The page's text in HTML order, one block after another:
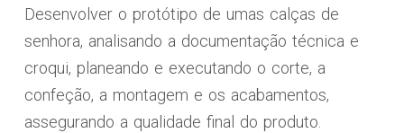
Desenvolver o protótipo de umas calças de
senhora, analisando a documentação técnica e
croqui, planeando e executando o corte, a
confeção, a montagem e os acabamentos,
assegurando a qualidade final do produto.